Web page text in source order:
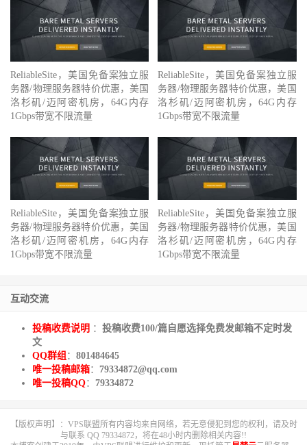
ReliableSite，美国免备案独立服
务器/物理服务器特价优惠，美国
洛杉矶/迈阿密机房，64G内存
1Gbps带宽不限流量
ReliableSite，美国免备案独立服
务器/物理服务器特价优惠，美国
洛杉矶/迈阿密机房，64G内存
1Gbps带宽不限流量
ReliableSite，美国免备案独立服
务器/物理服务器特价优惠，美国
洛杉矶/迈阿密机房，64G内存
1Gbps带宽不限流量
ReliableSite，美国免备案独立服
务器/物理服务器特价优惠，美国
洛杉矶/迈阿密机房，64G内存
1Gbps带宽不限流量
互动交流
投稿收费说明 ： 投稿收费100/篇自愿选择免费发邮箱不定时发
文
QQ群组 ： 801484645
唯一投稿邮箱： 79334872@qq.com
唯一投稿QQ： 79334872
【版权声明】：VPS联盟所有内容均来自网络，若无意侵犯到您的权利，请及时
与联系 QQ 79334872，将在48小时内删除相关内容!!